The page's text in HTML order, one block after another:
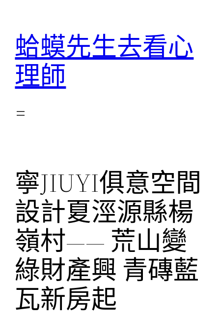
蛤蟆先生去看心
理師
寧JIUYI俱意空間
設計夏涇源縣楊
嶺村—— 荒山變
綠財產興 青磚藍
瓦新房起